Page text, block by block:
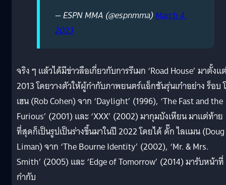
— ESPN MMA (@espnmma)March 4,
2023
จริง ๆ แล้วได้มีข่าวลือเกี่ยวกับการรีเมก ‘Road House’ มาตั้งแ
2013 โดยวางตัวให้ผู้กำกับภาพยนตร์แอ็กชันรุ่นเก๋าอย่าง ร็อบ
เฮน (Rob Cohen) จาก ‘Daylight’ (1996), ‘The Fast and the
Furious’ (2001) และ ‘XXX’ (2002) มากุมบังเหียน มาแต่ท้าย
ที่สุดก็เป็นรูปเป็นร่างขึ้นมาในปี 2022 โดยได้ ดั๊ก ไลแมน (Doug
Liman) จาก ‘The Bourne Identity’ (2002), ‘Mr. & Mrs.
Smith’ (2005) และ ‘Edge of Tomorrow’ (2014) มารับหน้าที่
กำกับ